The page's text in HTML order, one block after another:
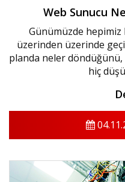
Web Sunucu
Günümüzde
üzerinden üzerinde
planda neler
hiç